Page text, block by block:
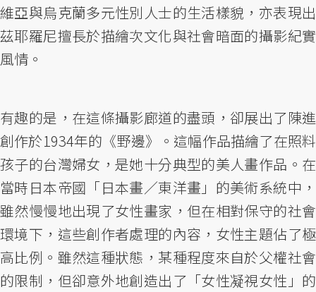
維亞與烏克蘭多元性別人士的生活樣貌，亦表現出
茲耶羅尼擅長於描繪次文化與社會暗面的攝影紀實
風情。
有趣的是，在這條攝影廊道的盡頭，卻展出了陳進
創作於1934年的《野邊》。這幅作品描繪了在照料
孩子的台灣婦女，是她十分典型的美人畫作品。在
當時日本帝國「日本畫／東洋畫」的美術系統中，
雖然慢慢地出現了女性畫家，但在相對保守的社會
環境下，這些創作者處理的內容，女性主題佔了極
高比例。雖然這種狀態，某種程度來自於父權社會
的限制，但卻意外地創造出了「女性凝視女性」的